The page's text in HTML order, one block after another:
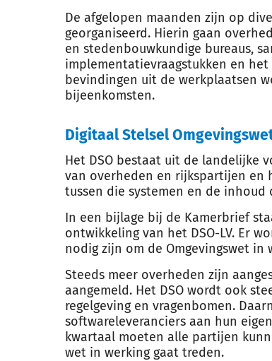
De afgelopen maanden zijn op
georganiseerd. Hierin gaan
en stedenbouwkundige bureaus,
implementatievraagstukken en
bevindingen uit de werkplaatsen
bijeenkomsten.
Digitaal Stelsel
Het DSO bestaat uit de landelijke
van overheden en rijkspartijen en
tussen die systemen en de
In een bijlage bij de Kamerbrief
ontwikkeling van het DSO-LV. Er
nodig zijn om de Omgevingswet
Steeds meer overheden zijn
aangemeld. Het DSO wordt ook
regelgeving en vragenbomen.
softwareleveranciers aan hun
kwartaal moeten alle partijen
wet in werking gaat treden.